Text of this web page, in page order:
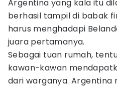
Argentina yang kala itu
berhasil tampil di babak
harus menghadapi
juara pertamanya.
Sebagai tuan rumah,
kawan-kawan
dari warganya. Argentina